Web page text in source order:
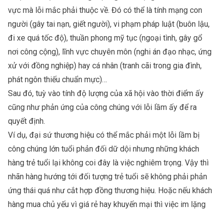
vực mà lỗi mắc phải thuộc về. Đó có thể là tính mạng con
người (gây tai nạn, giết người), vi phạm pháp luật (buôn lậu,
đi xe quá tốc độ), thuần phong mỹ tục (ngoại tình, gây gổ
nơi công cộng), lĩnh vực chuyên môn (nghi án đạo nhạc, ứng
xử với đồng nghiệp) hay cá nhân (tranh cãi trong gia đình,
phát ngôn thiếu chuẩn mực)…
Sau đó, tuỳ vào tính độ lượng của xã hội vào thời điểm ấy
cũng như phản ứng của công chúng với lỗi lầm ấy để ra
quyết định.
Ví dụ, đại sứ thương hiệu có thể mắc phải một lỗi lầm bị
công chúng lớn tuổi phản đối dữ dội nhưng những khách
hàng trẻ tuổi lại không coi đây là việc nghiêm trọng. Vậy thì
nhãn hàng hướng tới đối tượng trẻ tuổi sẽ không phải phản
ứng thái quá như cắt hợp đồng thương hiệu. Hoặc nếu khách
hàng mua chủ yếu vì giá rẻ hay khuyến mại thì việc im lặng